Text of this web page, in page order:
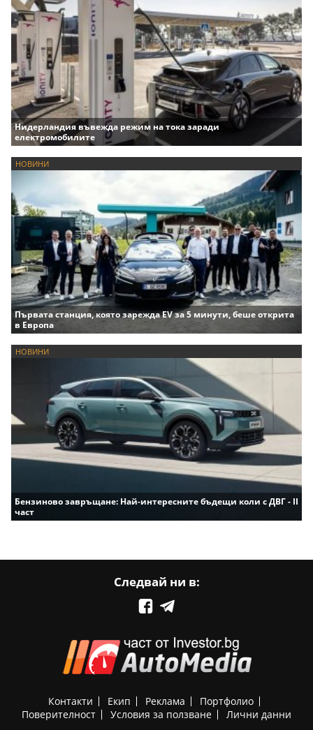
Нидерландия въвежда режим на тока заради
електромобилите
НОВИНИ
Първата станция, която зарежда EV за 5 минути, беше открита
в Европа
НОВИНИ
Бензиново завръщане: Най-интересните бъдещи коли с ДВГ - II
част
Следвай ни в:
Контакти Екип Реклама
Портфолио
Поверителност
Условия за ползване Лични данни